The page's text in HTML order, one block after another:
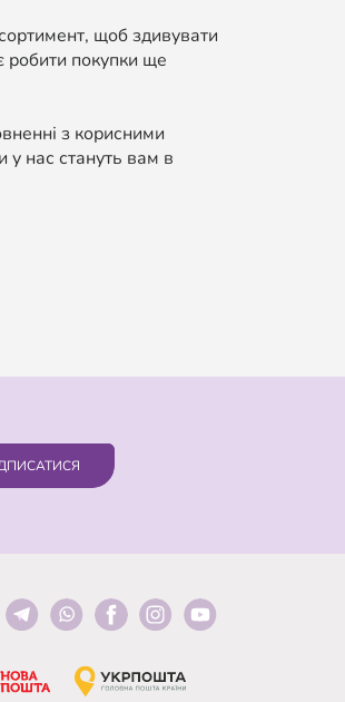
щоб здивувати
робити покупки ще
з корисними
у нас стануть вам в